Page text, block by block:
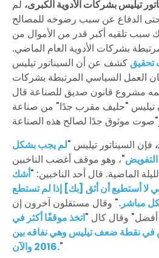
تيليس بشركات الأدوية الكبرى، لم
حتى الدفاع عن سبب رضوخه للمصالح
سبب تلقيه أكبر قدر من الأموال من
بشركات الأدوية العام الماضي.
كشف عن أن السيناتور تيليس
العمل السياسي المرتبطة بشركات
مشروع قانون صديق للصناعة قال
تيليس "حليف مقرب جدًا" من صناعة
فإن السيناتور تيليس "لم يجب بشكل
"، وهو موقف أغضب الناخبين
الماضية. قال أحد الناخبين: "أشك
لا أستطيع أن أثق [بك] إذا لم تستطع
مباشر." وقال مستقلون آخرون إن
أفضل" وقال كال "اتخذ موقفًا أكثر في
في نقطة ضعف تيليس وهي نفاقه بين
2016 والآن."